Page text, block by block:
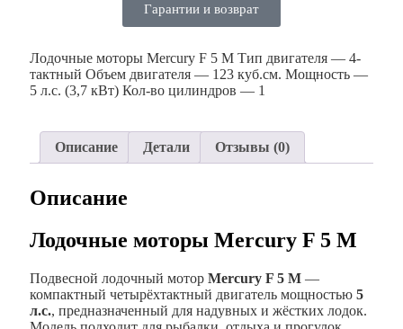
Гарантии и возврат
Лодочные моторы Mercury F 5 M Тип двигателя — 4-
тактный Объем двигателя — 123 куб.см. Мощность —
5 л.с. (3,7 кВт) Кол-во цилиндров — 1
Описание Детали Отзывы (0)
Описание
Лодочные моторы Mercury F 5 M
Подвесной лодочный мотор Mercury F 5 M —
компактный четырёхтактный двигатель мощностью 5
л.с., предназначенный для надувных и жёстких лодок.